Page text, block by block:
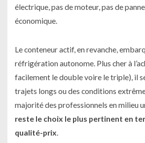
électrique, pas de moteur, pas de
économique.
Le conteneur actif, en revanche,
réfrigération autonome. Plus cher à
facilement le double voire le triple), il
trajets longs ou des conditions
majorité des professionnels en milieu
reste le choix le plus pertinent en
qualité-prix.